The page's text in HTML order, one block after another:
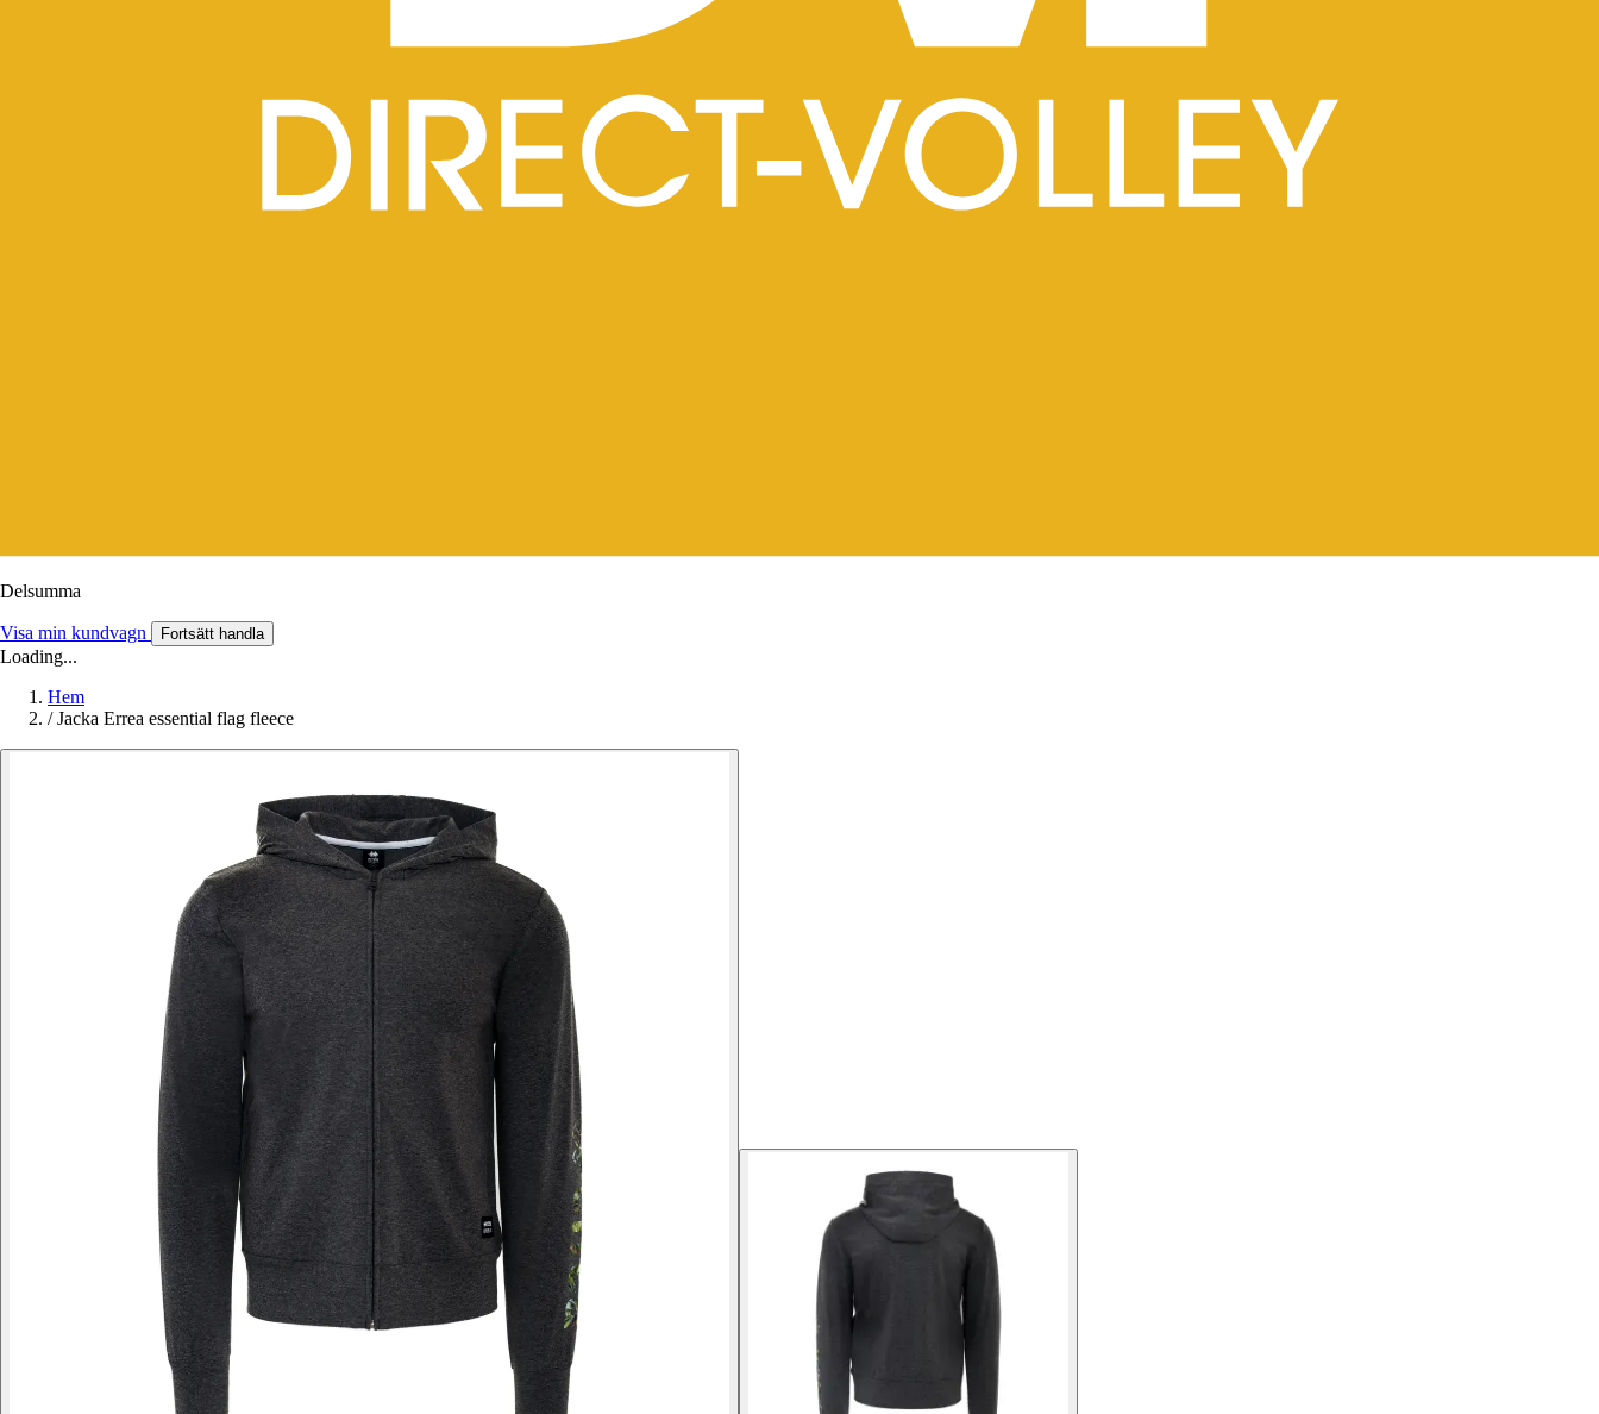
Delsumma
Visa min kundvagn Fortsätt handla
Loading...
Hem
/ Jacka Errea essential flag fleece